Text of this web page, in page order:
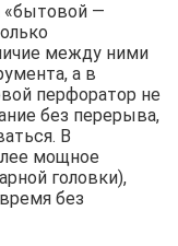
«бытовой —
между ними
а в
перфоратор не
без перерыва,
В
мощное
головки),
без